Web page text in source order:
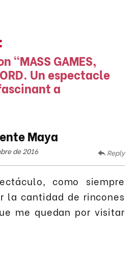
“MASS GAMES,
Un espectacle
a
Maya
de 2016 Reply
como siempre
la cantidad de rincones
me quedan por visitar